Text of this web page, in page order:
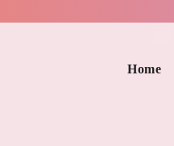
Home